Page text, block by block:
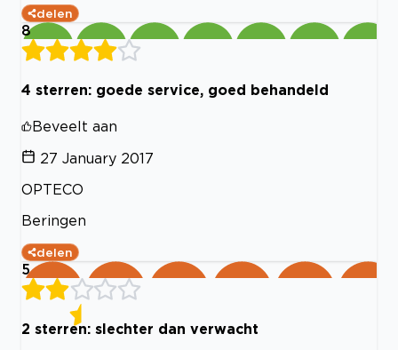
delen
8
4 sterren: goede service, goed behandeld
Beveelt aan
27 January 2017
OPTECO
Beringen
delen
5
2 sterren: slechter dan verwacht